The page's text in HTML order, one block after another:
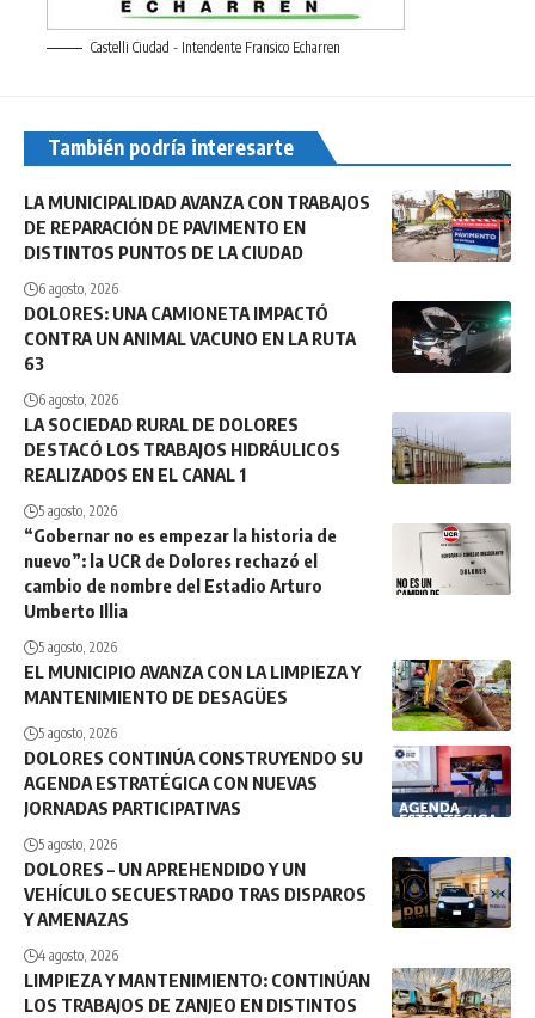
Castelli Ciudad - Intendente Fransico Echarren
También podría interesarte
LA MUNICIPALIDAD AVANZA CON TRABAJOS
DE REPARACIÓN DE PAVIMENTO EN
DISTINTOS PUNTOS DE LA CIUDAD
6 agosto, 2026
DOLORES: UNA CAMIONETA IMPACTÓ
CONTRA UN ANIMAL VACUNO EN LA RUTA
63
6 agosto, 2026
LA SOCIEDAD RURAL DE DOLORES
DESTACÓ LOS TRABAJOS HIDRÁULICOS
REALIZADOS EN EL CANAL 1
5 agosto, 2026
“Gobernar no es empezar la historia de
nuevo”: la UCR de Dolores rechazó el
cambio de nombre del Estadio Arturo
Umberto Illia
5 agosto, 2026
EL MUNICIPIO AVANZA CON LA LIMPIEZA Y
MANTENIMIENTO DE DESAGÜES
5 agosto, 2026
DOLORES CONTINÚA CONSTRUYENDO SU
AGENDA ESTRATÉGICA CON NUEVAS
JORNADAS PARTICIPATIVAS
5 agosto, 2026
DOLORES – UN APREHENDIDO Y UN
VEHÍCULO SECUESTRADO TRAS DISPAROS
Y AMENAZAS
4 agosto, 2026
LIMPIEZA Y MANTENIMIENTO: CONTINÚAN
LOS TRABAJOS DE ZANJEO EN DISTINTOS